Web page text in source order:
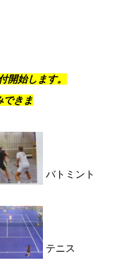
開始します。
できま
バトミント
テニス